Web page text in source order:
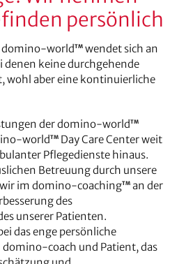
persönlich
domino-worldTMwendet sich an
denen keine durchgehende
wohl aber eine kontinuierliche
der domino-worldTM
worldTMDay Care Center weit
Pflegedienste hinaus.
Betreuung durch unsere
im domino-coachingTMan der
des
unserer Patienten.
das enge persönliche
coach und Patient, das